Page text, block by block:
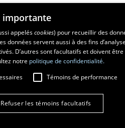
aménagement et développement
importante
appeléscookies) pour recueillir des
données servent aussi à des fins
D’autres sont facultatifs et doivent
notre politique de confidentialité.
Témoins de performance
Refuser les témoins facultatifs